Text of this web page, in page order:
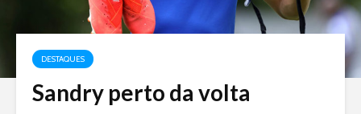
DESTAQUES
Sandry perto da volta